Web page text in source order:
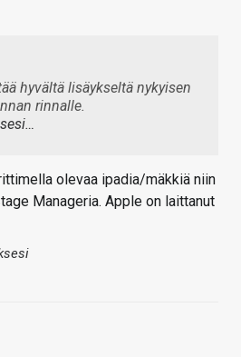
hyvältä lisäykseltä nykyisen
rinnalle.
olevaa ipadia/mäkkiä niin
Manageria. Apple on laittanut